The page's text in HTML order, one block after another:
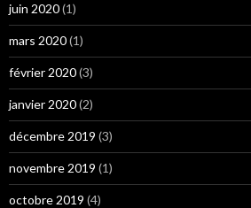
juin 2020(1)
mars 2020(1)
février 2020(3)
janvier 2020(2)
décembre 2019 (3)
novembre 2019 (1)
octobre 2019 (4)